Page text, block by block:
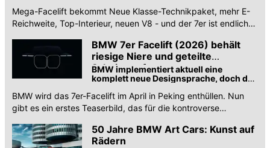
endlich wieder ansehnlich
Mega-Facelift bekommt Neue Klasse-Technikpaket, mehr E-
Reichweite, Top-Interieur, neuen V8 - und der 7er ist endlich
BMW 7er Facelift (2026) behält
riesige Niere und geteilte
Scheinwerfer
BMW implementiert aktuell eine
komplett neue Designsprache, doch der
Frontpartie zu behalten
BMW wird das 7er-Facelift im April in Peking enthüllen. Nun
gibt es ein erstes Teaserbild, das für die kontroverse
50 Jahre BMW Art Cars: Kunst auf
Rädern